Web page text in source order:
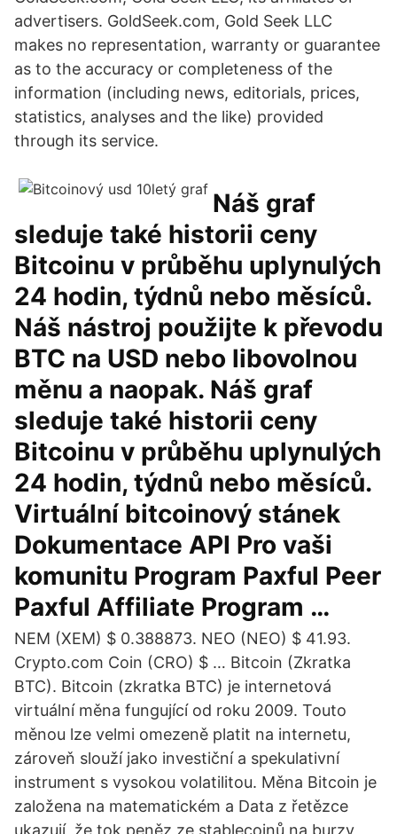
advertisers. GoldSeek.com, Gold Seek LLC
makes no representation, warranty or guarantee
as to the accuracy or completeness of the
information (including news, editorials, prices,
statistics, analyses and the like) provided
through its service.
Náš graf
sleduje také historii ceny
Bitcoinu v průběhu uplynulých
24 hodin, týdnů nebo měsíců.
Náš nástroj použijte k převodu
BTC na USD nebo libovolnou
měnu a naopak. Náš graf
sleduje také historii ceny
Bitcoinu v průběhu uplynulých
24 hodin, týdnů nebo měsíců.
Virtuální bitcoinový stánek
Dokumentace API Pro vaši
komunitu Program Paxful Peer
Paxful Affiliate Program …
NEM (XEM) $ 0.388873. NEO (NEO) $ 41.93.
Crypto.com Coin (CRO) $ … Bitcoin (Zkratka
BTC). Bitcoin (zkratka BTC) je internetová
virtuální měna fungující od roku 2009. Touto
měnou lze velmi omezeně platit na internetu,
zároveň slouží jako investiční a spekulativní
instrument s vysokou volatilitou. Měna Bitcoin je
založena na matematickém a Data z řetězce
ukazují, že tok peněz ze stablecoinů na burzy